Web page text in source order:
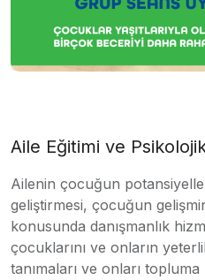
Aile Eğitimi ve
Ailenin çocuğun
geliştirmesi, çocuğun
konusunda danışmanlık
çocuklarını ve onların
tanımaları ve onları topluma